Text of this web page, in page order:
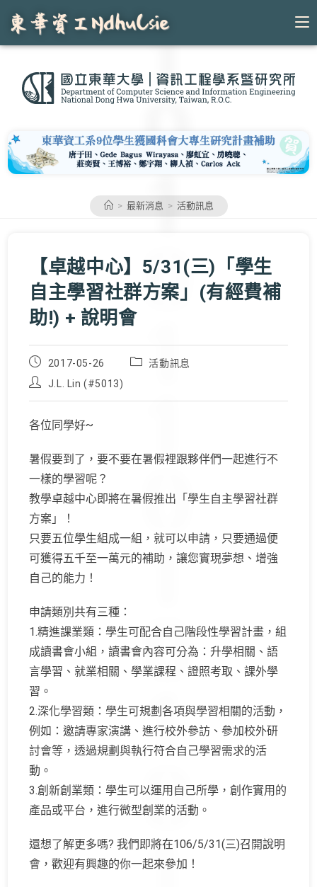
content
> 最新消息 > 活動訊息
【卓越中心】5/31(三)「學生
自主學習社群方案」(有經費補
助!) + 說明會
Post
published:
2017-05-26
Post
活動訊息
Post
J.L. Lin (#5013)
各位同學好~
暑假要到了，要不要在暑假裡跟夥伴們一起進行不
一樣的學習呢？
教學卓越中心即將在暑假推出「學生自主學習社群
方案」！
只要五位學生組成一組，就可以申請，只要通過便
可獲得五千至一萬元的補助，讓您實現夢想、增強
自己的能力！
申請類別共有三種：
1.精進課業類：學生可配合自己階段性學習計畫，組
成讀書會小組，讀書會內容可分為：升學相關、語
言學習、就業相關、學業課程、證照考取、課外學
習。
2.深化學習類：學生可規劃各項與學習相關的活動，
例如：邀請專家演講、進行校外參訪、參加校外研
討會等，透過規劃與執行符合自己學習需求的活
動。
3.創新創業類：學生可以運用自己所學，創作實用的
產品或平台，進行微型創業的活動。
還想了解更多嗎? 我們即將在106/5/31(三)召開說明
會，歡迎有興趣的你一起來參加！